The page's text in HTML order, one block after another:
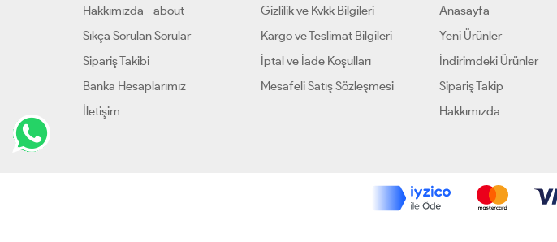
Hakkımızda - about
Sıkça Sorulan Sorular
Sipariş Takibi
Banka Hesaplarımız
İletişim
Gizlilik ve Kvkk Bilgileri
Kargo ve Teslimat Bilgileri
İptal ve İade Koşulları
Mesafeli Satış Sözleşmesi
Anasayfa
Yeni Ürünler
İndirimdeki Ürünler
Sipariş Takip
Hakkımızda